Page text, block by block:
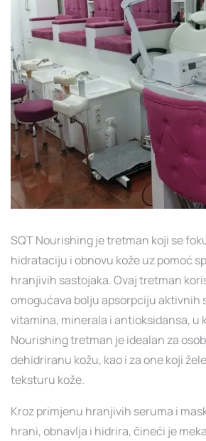
SQT Nourishing je tretman koji se
hidrataciju i obnovu kože uz pomoć
hranjivih sastojaka. Ovaj tretman
omogućava bolju apsorpciju aktivnih
vitamina, minerala i antioksidansa, u
Nourishing tretman je idealan za
dehidriranu kožu, kao i za one koji
teksturu kože.
Kroz primjenu hranjivih seruma i
hrani, obnavlja i hidrira, čineći je